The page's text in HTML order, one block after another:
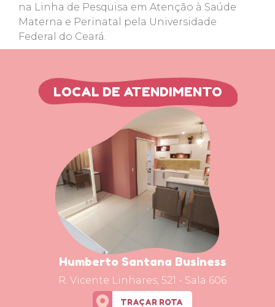
na Linha de Pesquisa em Atenção à Saúde
Materna e Perinatal pela Universidade
Federal do Ceará.
LOCAL DE ATENDIMENTO
Humberto Santana Business
R. Vicente Linhares, 521 - Sala 606
TRAÇAR ROTA